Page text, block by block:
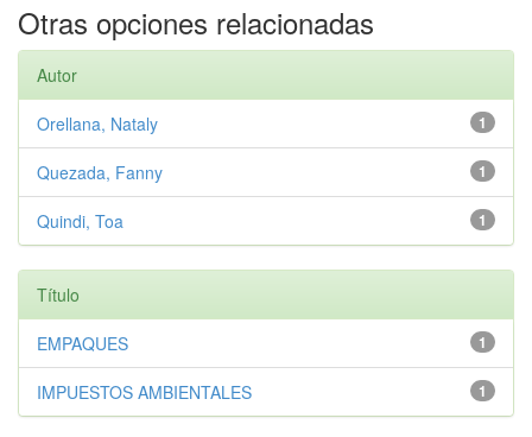
Otras opciones relacionadas
Autor
1
Orellana, Nataly
1
Quezada, Fanny
1
Quindi, Toa
Título
1
EMPAQUES
1
IMPUESTOS AMBIENTALES